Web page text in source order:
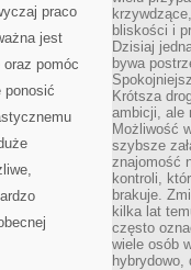
praco
jest
pomóc
ponosić
bliskości i
Dzisiaj
bywa
Krótsza
ambicji, ale
Możliwość
szybsze
znajomość
kontroli,
brakuje.
kilka lat
często
wiele osób